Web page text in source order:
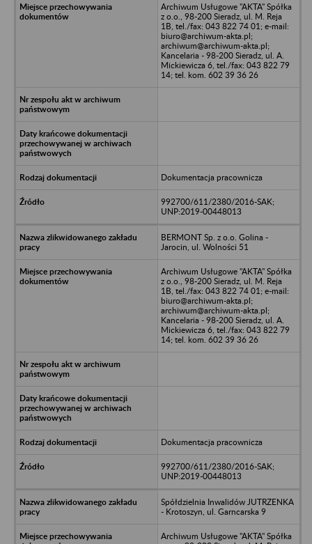
Archiwum Usługowe "AKTA" Spółka
z o.o., 98-200 Sieradz, ul. M. Reja
1B, tel./fax: 043 822 74 01; e-mail:
biuro@archiwum-akta.pl;
archiwum@archiwum-akta.pl;
Kancelaria - 98-200 Sieradz, ul. A.
Mickiewicza 6, tel./fax: 043 822 79
14; tel. kom. 602 39 36 26
Dokumentacja pracownicza
992700/611/2380/2016-SAK;
UNP:2019-00448013
BERMONT Sp. z o.o. Golina -
Jarocin, ul. Wolności 51
Archiwum Usługowe "AKTA" Spółka
z o.o., 98-200 Sieradz, ul. M. Reja
1B, tel./fax: 043 822 74 01; e-mail:
biuro@archiwum-akta.pl;
archiwum@archiwum-akta.pl;
Kancelaria - 98-200 Sieradz, ul. A.
Mickiewicza 6, tel./fax: 043 822 79
14; tel. kom. 602 39 36 26
Dokumentacja pracownicza
992700/611/2380/2016-SAK;
UNP:2019-00448013
Spółdzielnia Inwalidów JUTRZENKA
- Krotoszyn, ul. Garncarska 9
Archiwum Usługowe "AKTA" Spółka